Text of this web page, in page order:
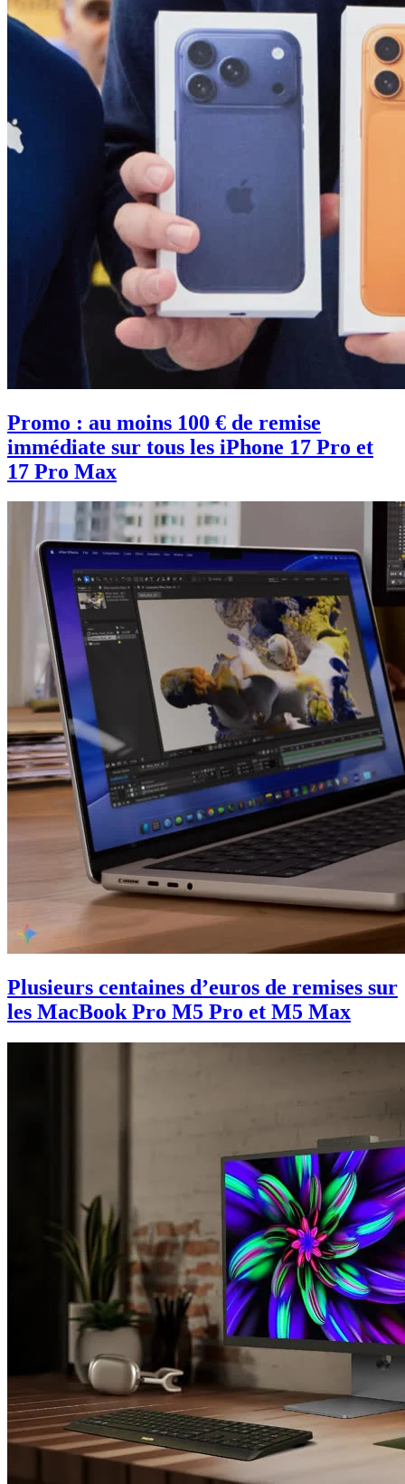
Promo : au moins 100 € de remise
immédiate sur tous les iPhone 17 Pro et
17 Pro Max
Plusieurs centaines d’euros de remises sur
les MacBook Pro M5 Pro et M5 Max